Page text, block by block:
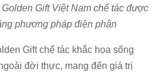
Gift Việt Nam chế tác được
phương pháp điện phân
Gift chế tác khắc họa sống
đời thực, mang đến giá trị